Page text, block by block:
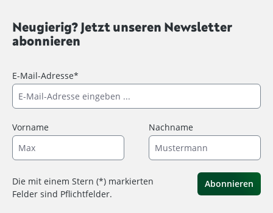
Neugierig? Jetzt unseren Newsletter
abonnieren
E-Mail-Adresse*
Vorname Nachname
Die mit einem Stern (*) markierten
Felder sind Pflichtfelder.
Abonnieren